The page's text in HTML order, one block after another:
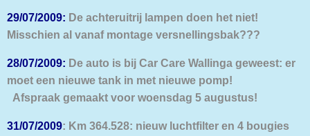
29/07/2009: De achteruitrij lampen doen het niet!
Misschien al vanaf montage versnellingsbak???
28/07/2009: De auto is bij Car Care Wallinga geweest: er
moet een nieuwe tank in met nieuwe pomp!
Afspraak gemaakt voor woensdag 5 augustus!
31/07/2009: Km 364.528: nieuw luchtfilter en 4 bougies